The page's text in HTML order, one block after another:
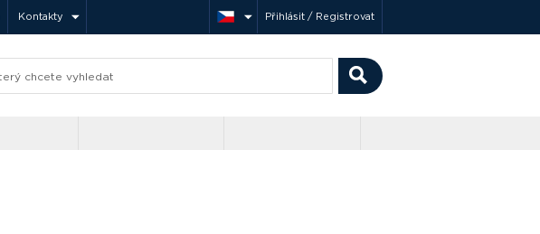
Kontakty Přihlásit / Registrovat